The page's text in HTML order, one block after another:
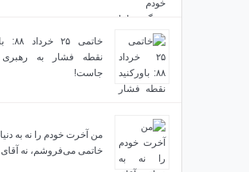
خاتمی
نقطه فشار به
جاست!
من آخرت خودم را نه به
خاتمی می‌فروشم، نه